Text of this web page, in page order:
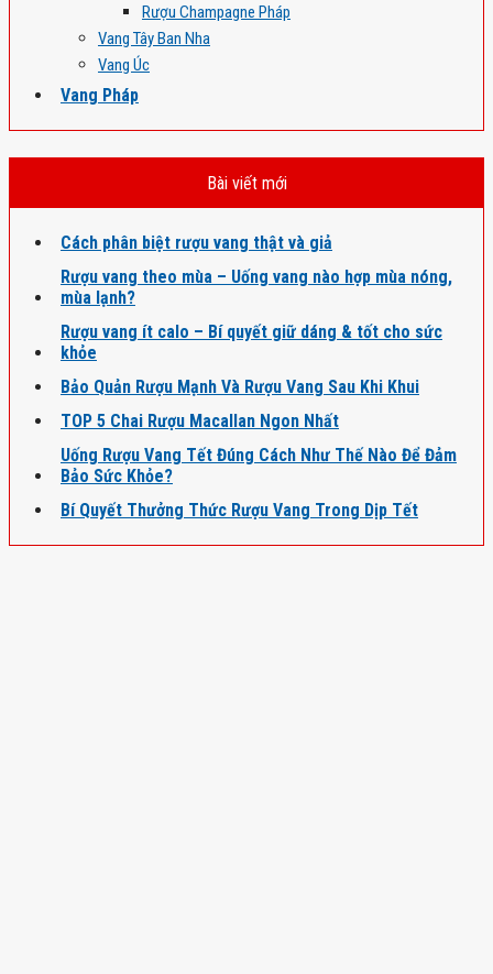
Rượu Champagne Pháp
Vang Tây Ban Nha
Vang Úc
Vang Pháp
Bài viết mới
Cách phân biệt rượu vang thật và giả
Rượu vang theo mùa – Uống vang nào hợp mùa nóng,
mùa lạnh?
Rượu vang ít calo – Bí quyết giữ dáng & tốt cho sức
khỏe
Bảo Quản Rượu Mạnh Và Rượu Vang Sau Khi Khui
TOP 5 Chai Rượu Macallan Ngon Nhất
Uống Rượu Vang Tết Đúng Cách Như Thế Nào Để Đảm
Bảo Sức Khỏe?
Bí Quyết Thưởng Thức Rượu Vang Trong Dịp Tết